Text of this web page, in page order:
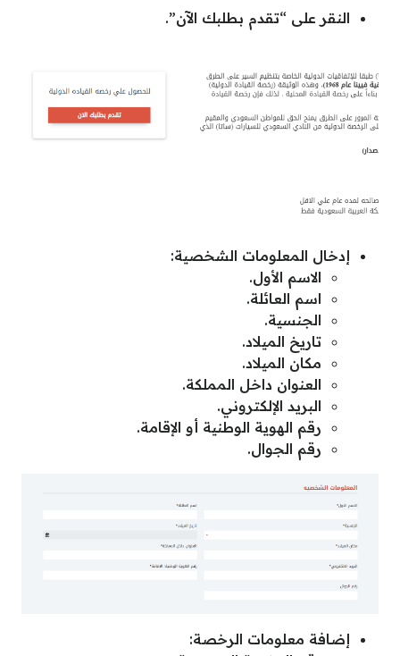
النقر على “تقدم بطلبك الآن”.
إدخال المعلومات الشخصية:
الاسم الأول.
اسم العائلة.
الجنسية.
تاريخ الميلاد.
مكان الميلاد.
العنوان داخل المملكة.
البريد الإلكتروني.
رقم الهوية الوطنية أو الإقامة.
رقم الجوال.
إضافة معلومات الرخصة: